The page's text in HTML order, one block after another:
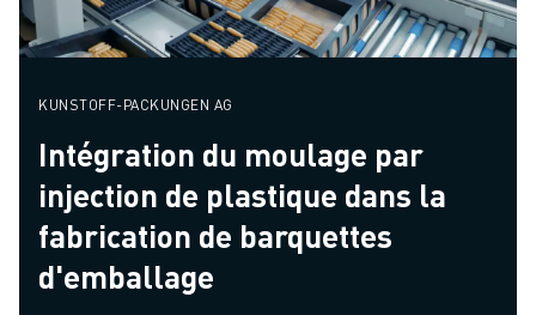
KUNSTOFF-PACKUNGEN AG
Intégration du moulage par
injection de plastique dans la
fabrication de barquettes
d'emballage